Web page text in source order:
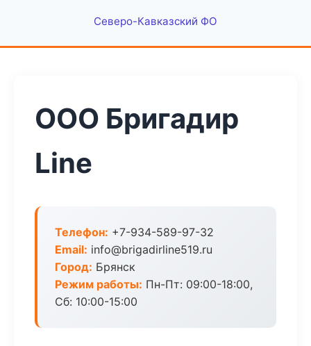
Северо-Кавказский ФО
ООО Бригадир
Line
Телефон: +7-934-589-97-32
Email: info@brigadirline519.ru
Город: Брянск
Режим работы: Пн-Пт: 09:00-18:00,
Сб: 10:00-15:00